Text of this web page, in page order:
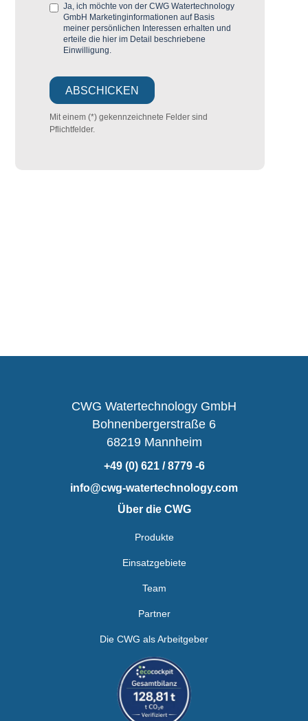
Ja, ich möchte von der CWG Watertechnology
GmbH Marketinginformationen auf Basis
meiner persönlichen Interessen erhalten und
erteile die hier im Detail beschriebene
Einwilligung.
Mit einem (*) gekennzeichnete Felder sind
Pflichtfelder.
CWG Watertechnology GmbH
Bohnenbergerstraße 6
68219 Mannheim
+49 (0) 621 / 8779 -6
info@cwg-watertechnology.com
Über die CWG
Produkte
Einsatzgebiete
Team
Partner
Die CWG als Arbeitgeber